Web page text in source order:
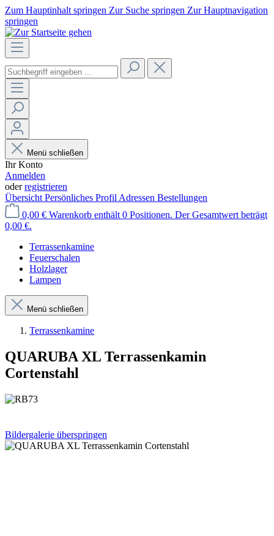
Zum Hauptinhalt springen Zur Suche springen Zur Hauptnavigation
springen
Menü schließen
Ihr Konto
Anmelden
oderregistrieren
Übersicht Persönliches Profil Adressen Bestellungen
0,00 € Warenkorb enthält 0 Positionen. Der Gesamtwert beträgt
0,00 €.
Terrassenkamine
Feuerschalen
Holzlager
Lampen
Menü schließen
Terrassenkamine
QUARUBA XL Terrassenkamin
Cortenstahl
Bildergalerie überspringen